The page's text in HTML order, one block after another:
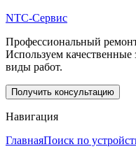
NTC-Сервис
Профессиональный
Используем качественные
виды работ.
Получить консультацию
Навигация
ГлавнаяПоиск по